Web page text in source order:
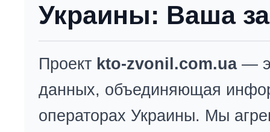
Украины: Ваша
Проект kto-zvonil.com.ua—
данных, объединяющая
операторах Украины. Мы